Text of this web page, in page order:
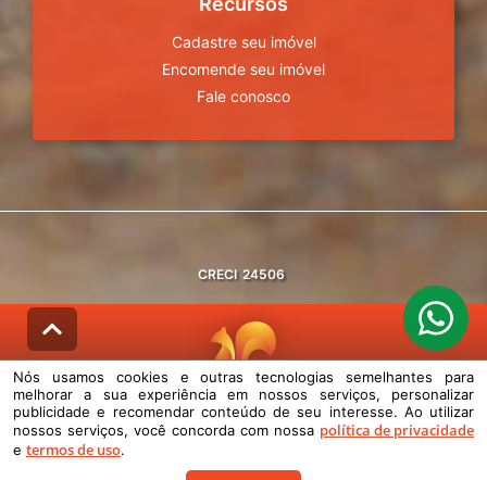
Cadastre seu imóvel
Encomende seu imóvel
Fale conosco
CRECI 24506
© DESENVOLVIDO PELAAGIL.NET
Nós usamos cookies e outras tecnologias semelhantes para melhorar a
sua experiência em nossos serviços, personalizar publicidade e
Nós usamos cookies e outras tecnologias semelhantes para
melhorar a sua experiência em nossos serviços, personalizar
publicidade e recomendar conteúdo de seu interesse. Ao utilizar
nossos serviços, você concorda com nossa política de privacidade
e termos de uso.